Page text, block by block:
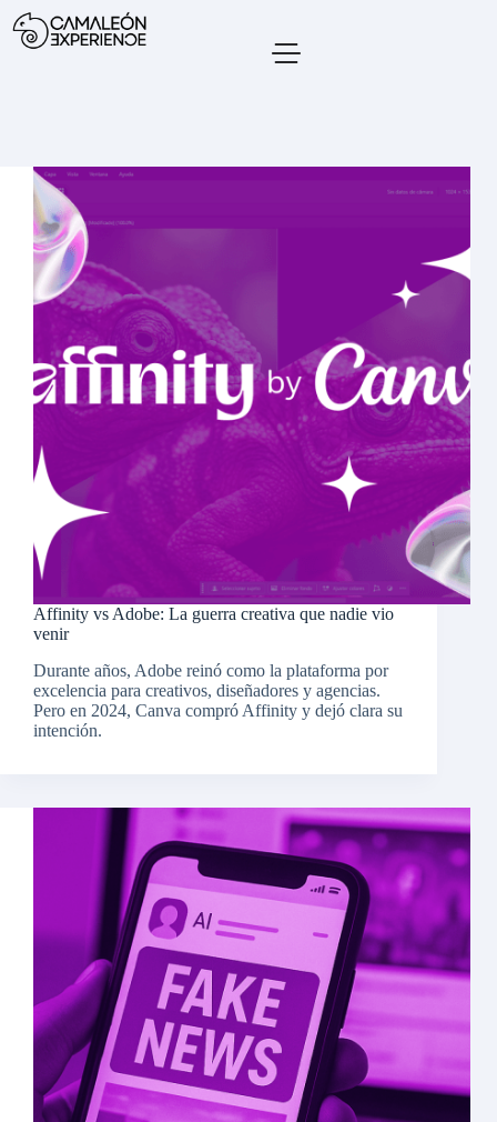
Affinity vs Adobe: La guerra creativa que nadie vio
venir
Durante años, Adobe reinó como la plataforma por
excelencia para creativos, diseñadores y agencias.
Pero en 2024, Canva compró Affinity y dejó clara su
intención.